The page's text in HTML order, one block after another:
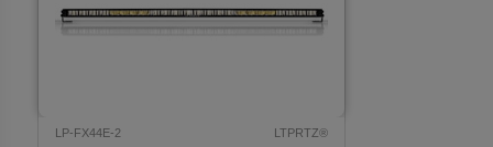
LP-FX44E-2 LTPRTZ®